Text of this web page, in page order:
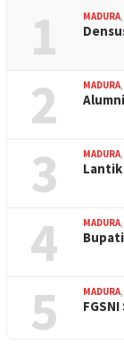
1 MADURA,
2 MADURA,
3 MADURA,
Lantik
4 MADURA,
5 MADURA,